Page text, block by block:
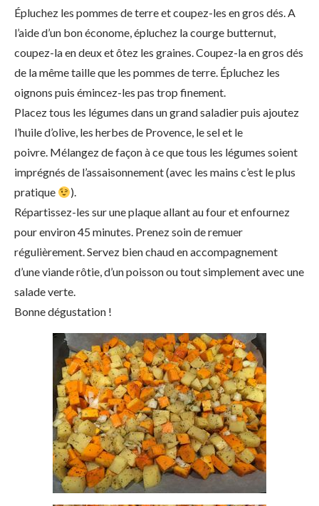
Épluchez les pommes de terre et coupez-les en gros dés. A
l’aide d’un bon économe, épluchez la courge butternut,
coupez-la en deux et ôtez les graines. Coupez-la en gros dés
de la même taille que les pommes de terre. Épluchez les
oignons puis émincez-les pas trop finement.
Placez tous les légumes dans un grand saladier puis ajoutez
l’huile d’olive, les herbes de Provence, le sel et le
poivre. Mélangez de façon à ce que tous les légumes soient
imprégnés de l’assaisonnement (avec les mains c’est le plus
pratique
).
Répartissez-les sur une plaque allant au four et enfournez
pour environ 45 minutes. Prenez soin de remuer
régulièrement. Servez bien chaud en accompagnement
d’une viande rôtie, d’un poisson ou tout simplement avec une
salade verte.
Bonne dégustation !